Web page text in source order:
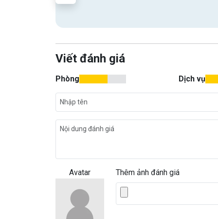
Viết đánh giá
Phòng Dịch vụ
Avatar Thêm ảnh đánh giá